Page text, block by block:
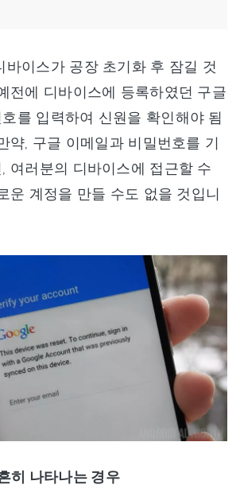
바이스가 공장 초기화 후 잠길 것
전에 디바이스에 등록하였던 구글
를 입력하여 신원을 확인해야 됨
약, 구글 이메일과 비밀번호를 기
여러분의 디바이스에 접근할 수
운 계정을 만들 수도 없을 것입니
히 나타나는 경우